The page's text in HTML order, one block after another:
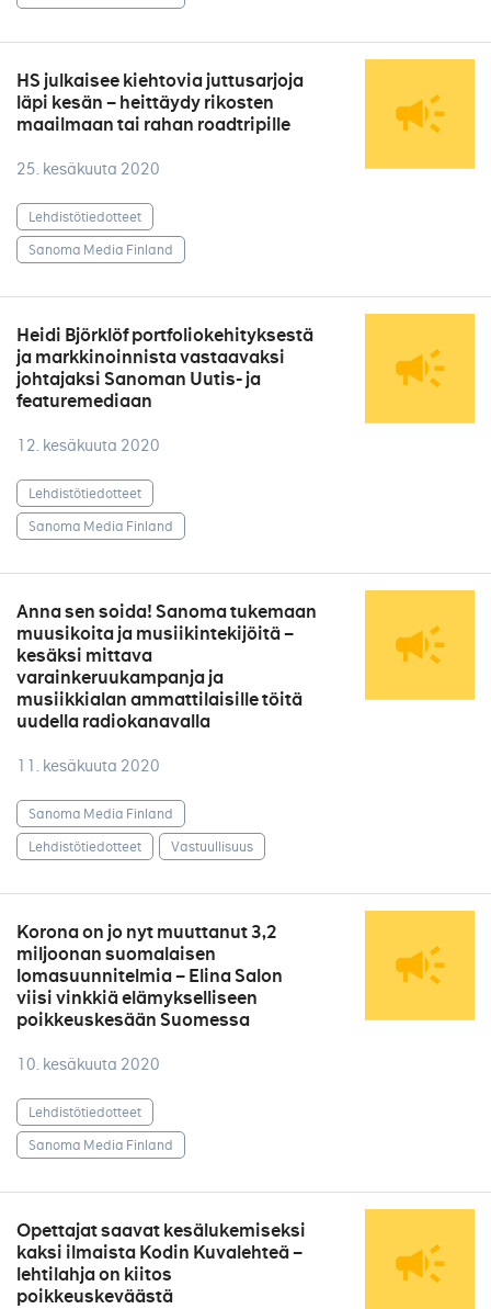
HS julkaisee kiehtovia juttusarjoja
läpi kesän – heittäydy rikosten
maailmaan tai rahan roadtripille
25. kesäkuuta 2020
Lehdistötiedotteet
Sanoma Media Finland
Heidi Björklöf portfoliokehityksestä
ja markkinoinnista vastaavaksi
johtajaksi Sanoman Uutis- ja
featuremediaan
12. kesäkuuta 2020
Lehdistötiedotteet
Sanoma Media Finland
Anna sen soida! Sanoma tukemaan
muusikoita ja musiikintekijöitä –
kesäksi mittava
varainkeruukampanja ja
musiikkialan ammattilaisille töitä
uudella radiokanavalla
11. kesäkuuta 2020
Sanoma Media Finland
Lehdistötiedotteet
Vastuullisuus
Korona on jo nyt muuttanut 3,2
miljoonan suomalaisen
lomasuunnitelmia – Elina Salon
viisi vinkkiä elämykselliseen
poikkeuskesään Suomessa
10. kesäkuuta 2020
Lehdistötiedotteet
Sanoma Media Finland
Opettajat saavat kesälukemiseksi
kaksi ilmaista Kodin Kuvalehteä –
lehtilahja on kiitos
poikkeuskeväästä